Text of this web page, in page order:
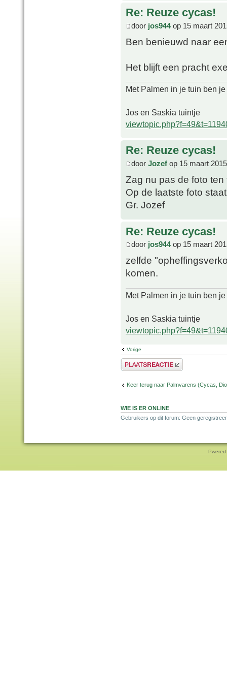
Re: Reuze cycas!
door jos944op 15 maart
Ben benieuwd naar
Het blijft een pracht
Met Palmen in je tuin ben
Jos en Saskia tuintje
Re: Reuze cycas!
door Jozef op 15 maart
Zag nu pas de foto
Op de laatste foto
Gr. Jozef
Re: Reuze cycas!
door jos944op 15 maart
zelfde
komen.
Met Palmen in je tuin ben
Jos en Saskia tuintje
Vorige
Plaats een reactie
Keer terug naar Palmvarens (Cycas,
WIE IS ER ONLINE
Gebruikers op dit forum: Geen